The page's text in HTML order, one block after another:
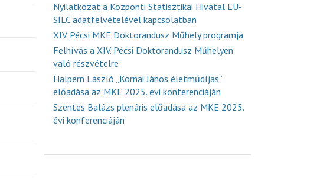
Nyilatkozat a Központi Statisztikai Hivatal EU-
SILC adatfelvételével kapcsolatban
XIV. Pécsi MKE Doktorandusz Műhely programja
Felhívás a XIV. Pécsi Doktorandusz Műhelyen
való részvételre
Halpern László „Kornai János életműdíjas”
előadása az MKE 2025. évi konferenciáján
Szentes Balázs plenáris előadása az MKE 2025.
évi konferenciáján